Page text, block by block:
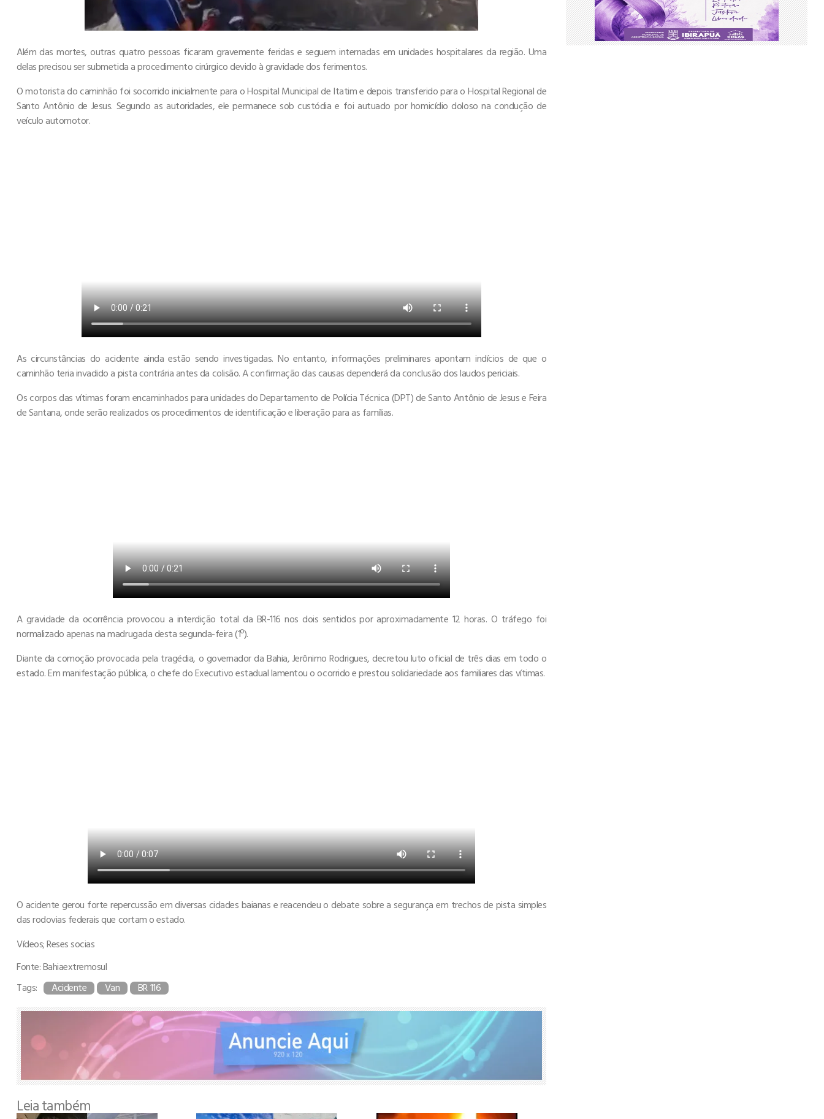
Além das mortes, outras quatro pessoas ficaram gravemente feridas e seguem internadas em unidades hospitalares da região. Uma
delas precisou ser submetida a procedimento cirúrgico devido à gravidade dos ferimentos.
O motorista do caminhão foi socorrido inicialmente para o Hospital Municipal de Itatim e depois transferido para o Hospital Regional de
Santo Antônio de Jesus. Segundo as autoridades, ele permanece sob custódia e foi autuado por homicídio doloso na condução de
veículo automotor.
As circunstâncias do acidente ainda estão sendo investigadas. No entanto, informações preliminares apontam indícios de que o
caminhão teria invadido a pista contrária antes da colisão. A confirmação das causas dependerá da conclusão dos laudos periciais.
Os corpos das vítimas foram encaminhados para unidades do Departamento de Polícia Técnica (DPT) de Santo Antônio de Jesus e Feira
de Santana, onde serão realizados os procedimentos de identificação e liberação para as famílias.
A gravidade da ocorrência provocou a interdição total da BR-116 nos dois sentidos por aproximadamente 12 horas. O tráfego foi
normalizado apenas na madrugada desta segunda-feira (1º).
Diante da comoção provocada pela tragédia, o governador da Bahia, Jerônimo Rodrigues, decretou luto oficial de três dias em todo o
estado. Em manifestação pública, o chefe do Executivo estadual lamentou o ocorrido e prestou solidariedade aos familiares das vítimas.
O acidente gerou forte repercussão em diversas cidades baianas e reacendeu o debate sobre a segurança em trechos de pista simples
das rodovias federais que cortam o estado.
Vídeos; Reses socias
Fonte: Bahiaextremosul
Tags:
Acidente Van BR 116
Leia também